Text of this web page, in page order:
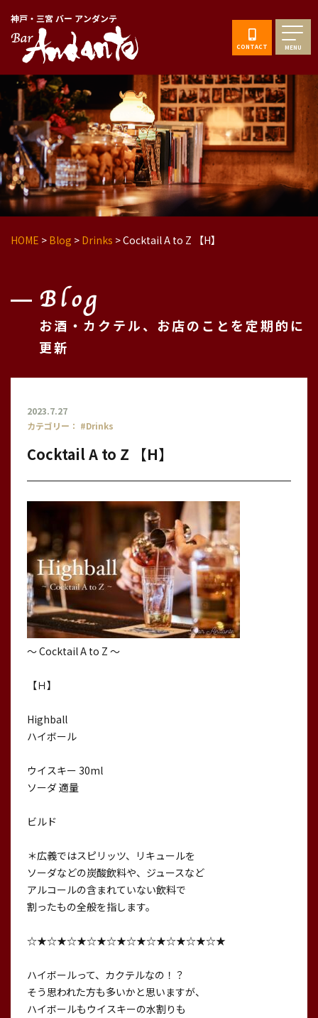
神戸・三宮 バー アンダンテ
CONTACT MENU
HOME > Blog > Drinks >Cocktail A to Z 【H】
Blog
お酒・カクテル、お店のことを定期的に
更新
2023.7.27
カテゴリー： #Drinks
Cocktail A to Z 【H】
〜 Cocktail A to Z 〜
【Ｈ】
Highball
ハイボール
ウイスキー 30ml
ソーダ 適量
ビルド
＊広義ではスピリッツ、リキュールを
ソーダなどの炭酸飲料や、ジュースなど
アルコールの含まれていない飲料で
割ったもの全般を指します。
☆★☆★☆★☆★☆★☆★☆★☆★☆★☆★
ハイボールって、カクテルなの！？
そう思われた方も多いかと思いますが、
ハイボールもウイスキーの水割りも